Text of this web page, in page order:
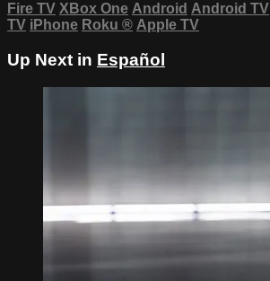
Fire TV XBox One Android Android TV
TV iPhone Roku ® Apple TV
Up Next in Español